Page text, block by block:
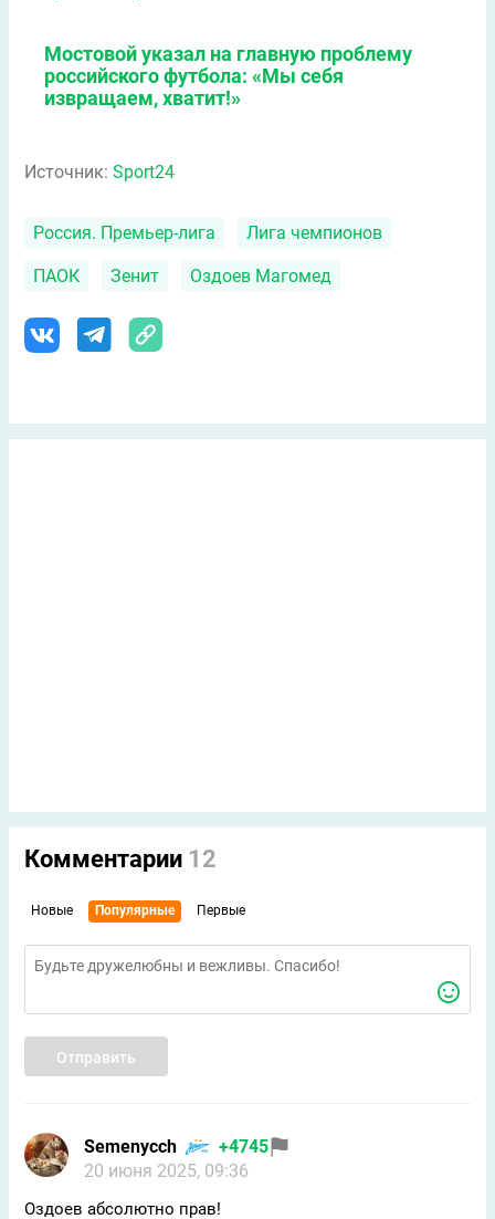
Мостовой указал на главную проблему
российского футбола: «Мы себя
извращаем, хватит!»
Источник: Sport24
Россия. Премьер-лига Лига чемпионов
ПАОК Зенит Оздоев Магомед
Комментарии 12
Новые Популярные Первые
Отправить
Semenycch
+4745
20 июня 2025, 09:36
Оздоев абсолютно прав!